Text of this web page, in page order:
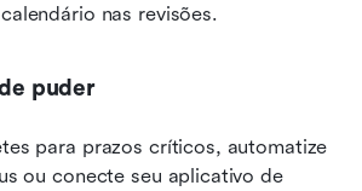
nas revisões.
puder
para prazos críticos, automatize
ou conecte seu aplicativo de